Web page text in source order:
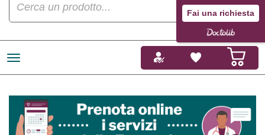
Fai una richiesta